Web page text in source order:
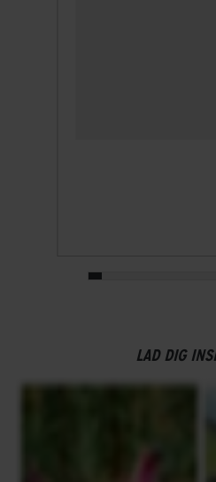
LAD DIG